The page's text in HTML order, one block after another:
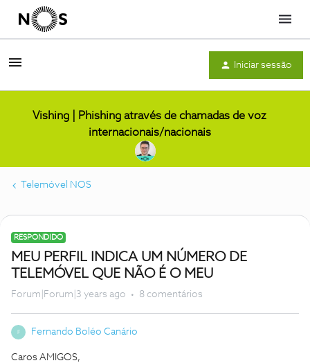
Menu
Iniciar sessão
Vishing | Phishing através de chamadas de voz
internacionais/nacionais
Telemóvel NOS
RESPONDIDO
MEU PERFIL INDICA UM NÚMERO DE
TELEMÓVEL QUE NÃO É O MEU
Forum|Forum|3 years ago 8 comentários
F Fernando Boléo Canário
Caros AMIGOS,